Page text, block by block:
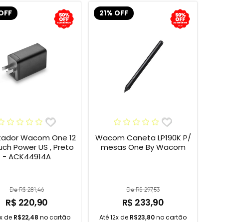
Wacom One 12
Power US , Preto
- ACK44914A
De R$ 281,46
R$ 220,90
de R$22,48 no cartão
21% OFF
Wacom Caneta LP190K P/
mesas One By Wacom
De R$ 297,53
R$ 233,90
Até 12x de R$23,80no cartão